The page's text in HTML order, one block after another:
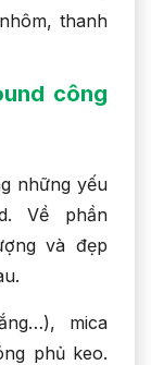
thanh
công
những yếu
Về phần
và đẹp
mica
phủ keo.